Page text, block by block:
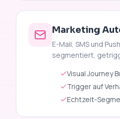
Marketing
E-Mail, SMS und
segmentiert,
Visual Journey
Trigger auf
Echtzeit-